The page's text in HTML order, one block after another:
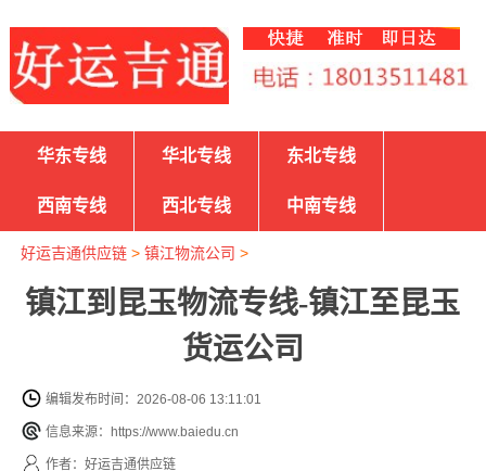
华东专线 华北专线 东北专线
西南专线 西北专线 中南专线
好运吉通供应链> 镇江物流公司 >
镇江到昆玉物流专线-镇江至昆玉
货运公司
编辑发布时间：2026-08-06 13:11:01
信息来源：https://www.baiedu.cn
作者：好运吉通供应链